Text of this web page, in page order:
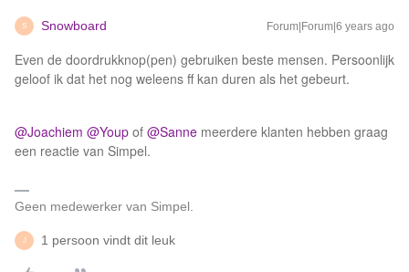
S Snowboard Forum|Forum|6 years ago
Even de doordrukknop(pen) gebruiken beste mensen. Persoonlijk
geloof ik dat het nog weleens ff kan duren als het gebeurt.
@Joachiem @Youp of @Sanne meerdere klanten hebben graag
een reactie van Simpel.
Geen medewerker van Simpel.
J 1 persoon vindt dit leuk